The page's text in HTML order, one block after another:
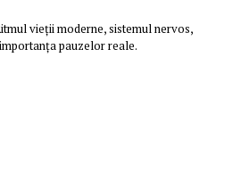
vieții moderne, sistemul nervos,
pauzelor reale.